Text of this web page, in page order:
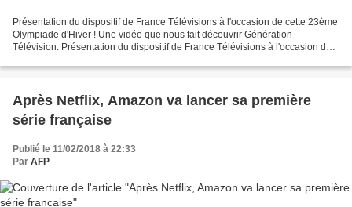
Présentation du dispositif de France Télévisions à l'occasion de cette 23ème
Olympiade d'Hiver ! Une vidéo que nous fait découvrir Génération
Télévision. Présentation du dispositif de France Télévisions à l'occasion de
Après Netflix, Amazon va lancer sa première
série française
Publié le 11/02/2018 à 22:33
Par AFP